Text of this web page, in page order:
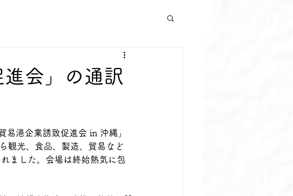
会」の通訳
港企業誘致促進会 in 沖縄」
観光、食品、製造、貿易など
ました。会場は終始熱気に包